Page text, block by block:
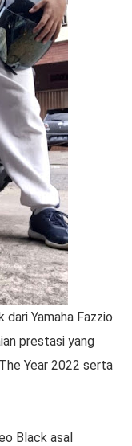
Yamaha Fazzio
prestasi yang
Year 2022 serta
Black asal